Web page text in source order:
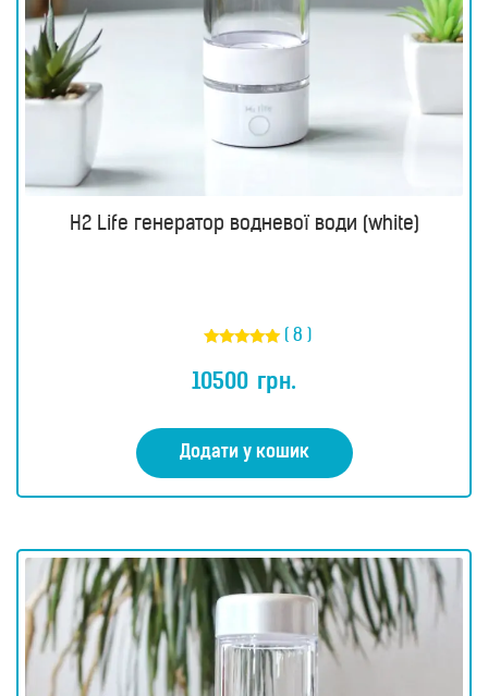
H2 Life генератор водневої води (white)
4.88
з 5
( 8 )
10500 грн.
Додати у кошик